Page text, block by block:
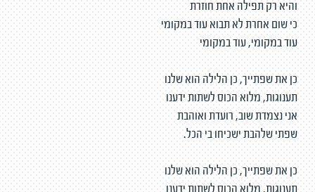
והיא רק תפילה אחת חוזרת
כי שום אחרת לא תבוא עוד במקומי
עוד במקומי, עוד במקומי
כן את שפתייך, כן הלילה הוא שלנו
תענוגות, מלוא הכוס לשתות ידענו
אני נצמדת שוב, רועדת ואוהבת
שפתי שלהבת ישכיחו בי הכל.
כן את שפתייך, כן הלילה הוא שלנו